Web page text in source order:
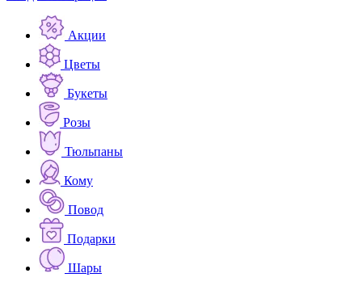
Акции
Цветы
Букеты
Розы
Тюльпаны
Кому
Повод
Подарки
Шары